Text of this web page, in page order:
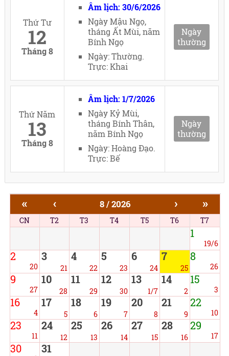
Thứ Tư
12
Tháng 8
Âm lịch: 30/6/2026
Ngày Mậu Ngọ,
tháng Ất Mùi, năm
Bính Ngọ
Ngày: Thường.
Trực: Khai
Ngày
thường
Thứ Năm
13
Tháng 8
Âm lịch: 1/7/2026
Ngày Kỷ Mùi,
tháng Bính Thân,
năm Bính Ngọ
Ngày: Hoàng Đạo.
Trực: Bế
Ngày
thường
« ‹ 8 / 2026 › »
CN T2 T3 T4 T5 T6 T7
1
19/6
2
20
3
21
4
22
5
23
6
24
7
25
8
26
9
27
10
28
11
29
12
30
13
1/7
14
2
15
3
16
4
17
5
18
6
19
7
20
8
21
9
22
10
23
11
24
12
25
13
26
14
27
15
28
16
29
17
30 31